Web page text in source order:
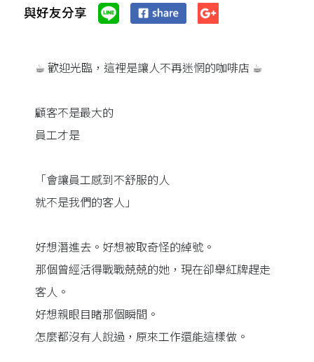
與好友分享
☕︎ 歡迎光臨，這裡是讓人不再迷惘的咖啡店 ☕︎
顧客不是最大的
員工才是
「會讓員工感到不舒服的人
就不是我們的客人」
好想潛進去。好想被取奇怪的綽號。
那個曾經活得戰戰兢兢的她，現在卻舉紅牌趕走
客人。
好想親眼目睹那個瞬間。
怎麼都沒有人說過，原來工作還能這樣做。